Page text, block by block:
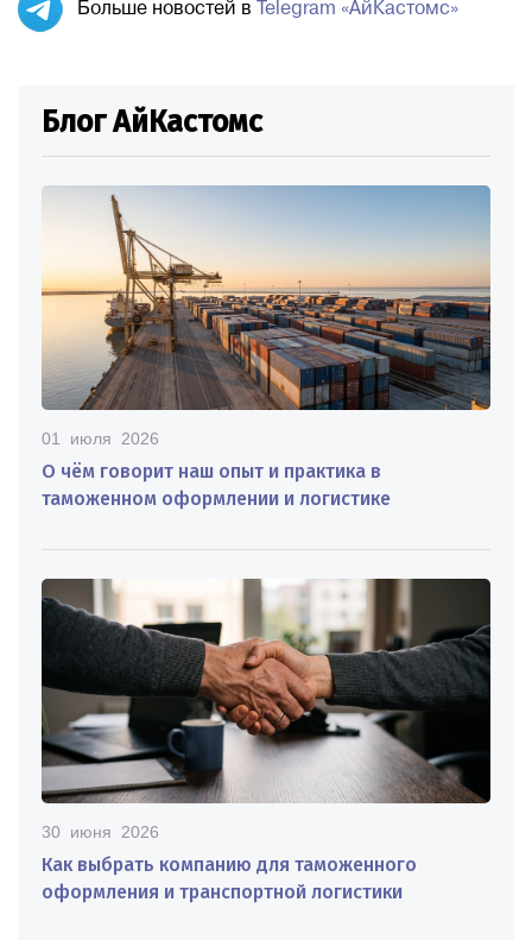
Больше новостей в Telegram «АйКастомс»
Блог АйКастомс
01 июля 2026
О чём говорит наш опыт и практика в
таможенном оформлении и логистике
30 июня 2026
Как выбрать компанию для таможенного
оформления и транспортной логистики